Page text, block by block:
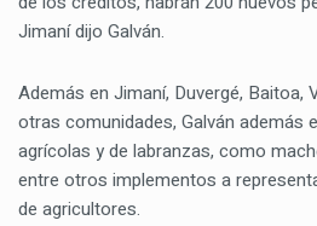
Jimaní dijo Galván.
Además en Jimaní, Duvergé, Baitoa,
otras comunidades, Galván además
agrícolas y de labranzas, como
entre otros implementos a
de agricultores.